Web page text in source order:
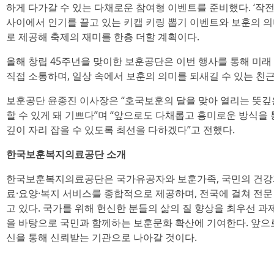
하게 다가갈 수 있는 다채로운 참여형 이벤트를 준비했다. ‘작
사이에서 인기를 끌고 있는 키캡 키링 뽑기 이벤트와 보훈의
로 제공해 축제의 재미를 한층 더할 계획이다.
올해 창립 45주년을 맞이한 보훈공단은 이번 행사를 통해 미
직접 소통하며, 일상 속에서 보훈의 의미를 되새길 수 있는 친
보훈공단 윤종진 이사장은 “호국보훈의 달을 맞아 열리는 뜻
할 수 있게 돼 기쁘다”며 “앞으로도 다채롭고 흥미로운 방식
깊이 자리 잡을 수 있도록 최선을 다하겠다”고 전했다.
한국보훈복지의료공단 소개
한국보훈복지의료공단은 국가유공자와 보훈가족, 국민의 건
료·요양·복지 서비스를 종합적으로 제공하며, 전국에 걸쳐 전
고 있다. 국가를 위해 헌신한 분들의 삶의 질 향상을 최우선
을 바탕으로 국민과 함께하는 보훈문화 확산에 기여한다. 앞
신을 통해 신뢰받는 기관으로 나아갈 것이다.